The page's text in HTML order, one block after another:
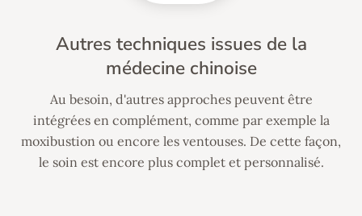
Autres techniques issues de la
médecine chinoise
Au besoin, d'autres approches peuvent être
intégrées en complément, comme par exemple la
moxibustion ou encore les ventouses. De cette façon,
le soin est encore plus complet et personnalisé.